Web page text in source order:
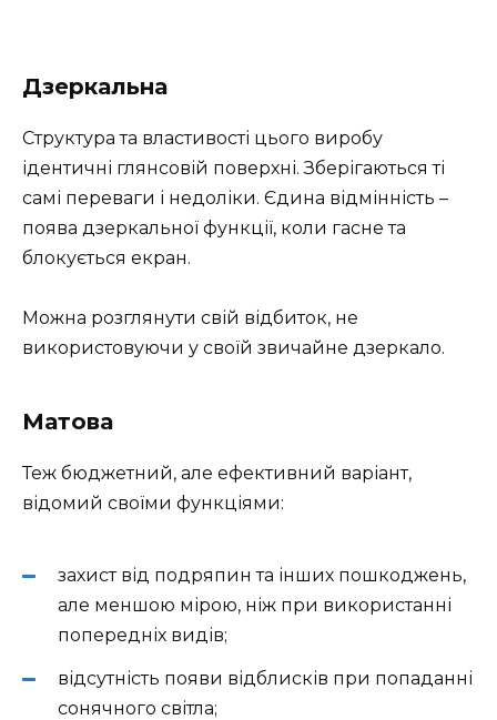
Дзеркальна
Структура та властивості цього виробу
ідентичні глянсовій поверхні. Зберігаються ті
самі переваги і недоліки. Єдина відмінність –
поява дзеркальної функції, коли гасне та
блокується екран.
Можна розглянути свій відбиток, не
використовуючи у своїй звичайне дзеркало.
Матова
Теж бюджетний, але ефективний варіант,
відомий своїми функціями:
захист від подряпин та інших пошкоджень,
але меншою мірою, ніж при використанні
попередніх видів;
відсутність появи відблисків при попаданні
сонячного світла;